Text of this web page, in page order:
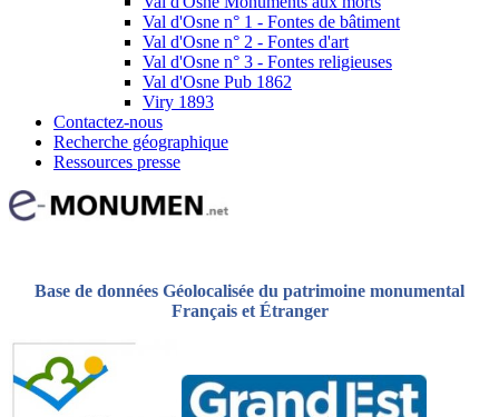
Val d'Osne n° 1 - Fontes de bâtiment
Val d'Osne n° 2 - Fontes d'art
Val d'Osne n° 3 - Fontes religieuses
Val d'Osne Pub 1862
Viry 1893
Contactez-nous
Recherche géographique
Ressources presse
Base de données Géolocalisée du patrimoine monumental
Français et Étranger